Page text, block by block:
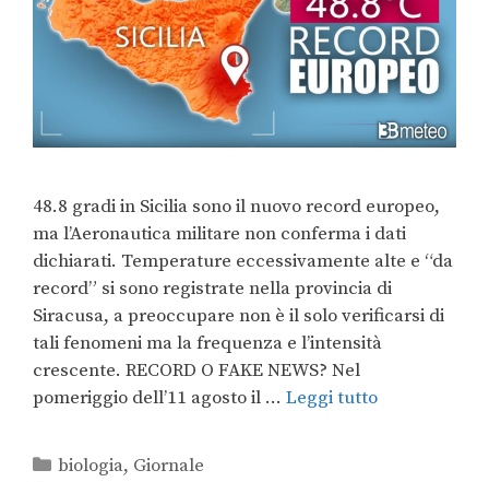
48.8 gradi in Sicilia sono il nuovo record europeo,
ma l’Aeronautica militare non conferma i dati
dichiarati. Temperature eccessivamente alte e “da
record” si sono registrate nella provincia di
Siracusa, a preoccupare non è il solo verificarsi di
tali fenomeni ma la frequenza e l’intensità
crescente. RECORD O FAKE NEWS? Nel
pomeriggio dell’11 agosto il … Leggi tutto
biologia, Giornale